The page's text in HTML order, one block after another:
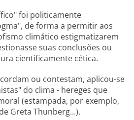
foi politicamente
de forma a permitir aos
climático estigmatizarem
suas conclusões ou
cientificamente cética.
ou contestam, aplicou-se
do clima - hereges que
(estampada, por exemplo,
Greta Thunberg...).